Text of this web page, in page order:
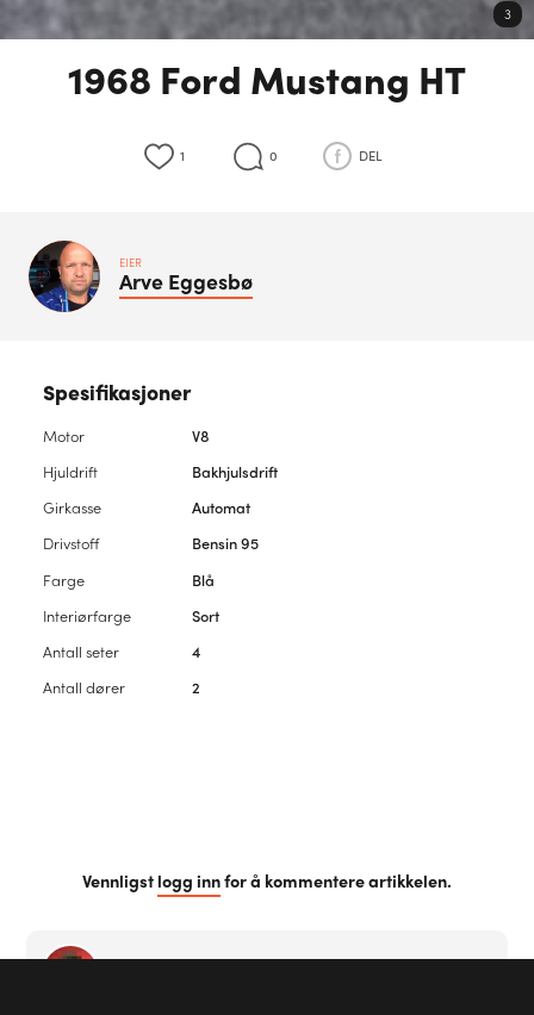
3
1968 Ford Mustang HT
1 0 DEL
EIER
Arve Eggesbø
Spesifikasjoner
Motor
V8
Hjuldrift
Bakhjulsdrift
Girkasse
Automat
Drivstoff
Bensin 95
Farge
Blå
Interiørfarge
Sort
Antall seter
4
Antall dører
2
Vennligst logg innfor å kommentere artikkelen.
Første kommentar?